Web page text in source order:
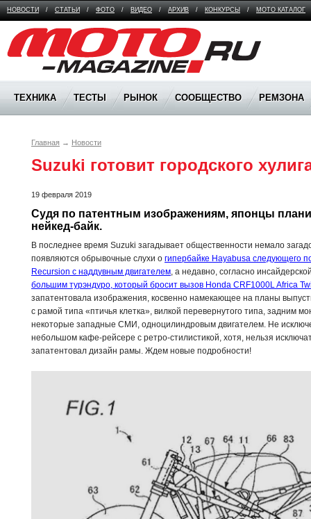
НОВОСТИ / СТАТЬИ / ФОТО / ВИДЕО / АРХИВ / КОНКУРСЫ / МОТО КАТАЛОГ
Moto Magazine
ТЕХНИКА ТЕСТЫ РЫНОК СООБЩЕСТВО РЕМЗОНА
Главная → Новости
Suzuki готовит городского
19 февраля 2019
Судя по патентным изображениям, японцы
нейкед-байк.
В последнее время Suzuki загадывает общественности немало
появляются обрывочные слухи о гипербайке Hayabusa следующего
Recursion с наддувным двигателем, а недавно, согласно
большим турэндуро, который бросит вызов Honda CRF1000L Africa
запатентовала изображения, косвенно намекающее на планы
с рамой типа «птичья клетка», вилкой перевернутого типа, задним
некоторые западные СМИ, одноцилиндровым двигателем. Не
небольшом кафе-рейсере с ретро-стилистикой, хотя, нельзя
запатентовал дизайн рамы. Ждем новые подробности!